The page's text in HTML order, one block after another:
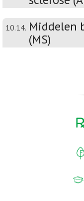
10.14. Middelen
(MS)